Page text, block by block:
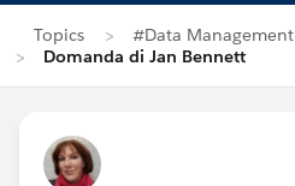
Topics
#Data Management
Domanda di Jan Bennett